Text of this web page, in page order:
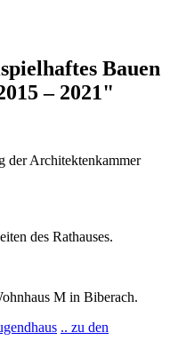
Bauen
– 2021"
der Architektenkammer
des Rathauses.
M in Biberach.
.. zu den